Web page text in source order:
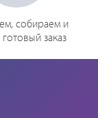
собираем и
заказ